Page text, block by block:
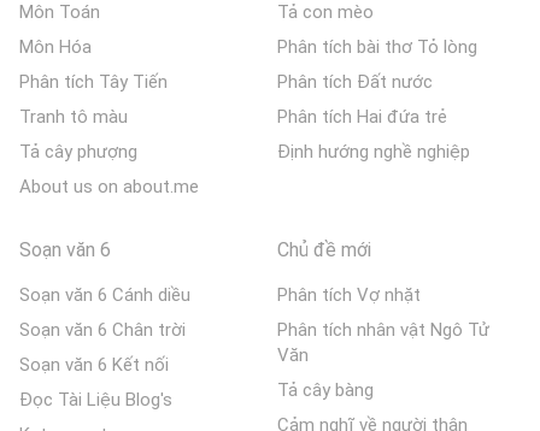
Môn Toán
Môn Hóa
Phân tích Tây Tiến
Tranh tô màu
Tả cây phượng
About us on about.me
Tả con mèo
Phân tích bài thơ Tỏ lòng
Phân tích Đất nước
Phân tích Hai đứa trẻ
Định hướng nghề nghiệp
Soạn văn 6
Soạn văn 6 Cánh diều
Soạn văn 6 Chân trời
Soạn văn 6 Kết nối
Đọc Tài Liệu Blog's
Chủ đề mới
Phân tích Vợ nhặt
Phân tích nhân vật Ngô Tử
Văn
Tả cây bàng
Cảm nghĩ về người thân